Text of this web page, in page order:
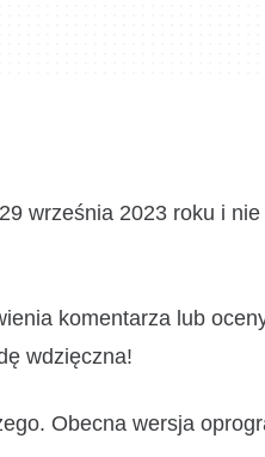
września 2023 roku i
komentarza lub
wdzięczna!
Obecna wersja